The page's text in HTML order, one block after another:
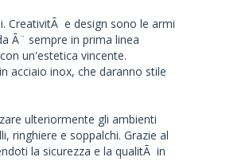
CreativitÃ e design sono le armi
Ã¨ sempre in prima linea
un'estetica vincente.
acciaio inox, che daranno stile
ulteriormente gli ambienti
ringhiere e soppalchi. Grazie al
la sicurezza e la qualitÃ in